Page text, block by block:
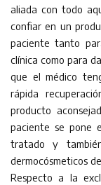
aliada con todo
confiar en un
paciente tanto
clínica como para
que el médico
rápida
producto
paciente se pone
tratado y
dermocósmeticos
Respecto a la